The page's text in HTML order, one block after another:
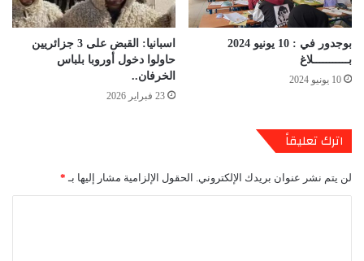
بوجدور في : 10 يونيو 2024
بـــــــــــلاغ
10 يونيو 2024
اسبانيا: القبض على 3 جزائريين
حاولوا دخول أوروبا بلباس
الخرفان..
23 فبراير 2026
اترك تعليقاً
لن يتم نشر عنوان بريدك الإلكتروني. الحقول الإلزامية مشار إليها بـ *